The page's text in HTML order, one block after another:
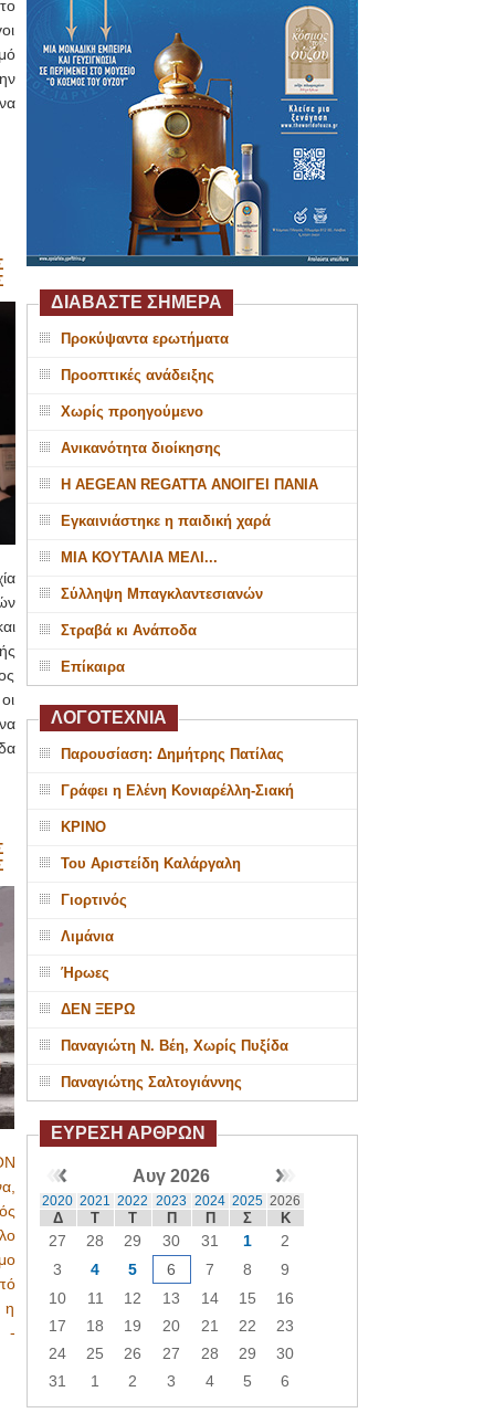
η
-
ΔΙΑΒΑΣΤΕ ΣΗΜΕΡΑ
Προκύψαντα ερωτήματα
Προοπτικές ανάδειξης
Χωρίς προηγούμενο
Ανικανότητα διοίκησης
Η AEGEAN REGATTA ΑΝΟΙΓΕΙ ΠΑΝΙΑ
Εγκαινιάστηκε η παιδική χαρά
ΜΙΑ ΚΟΥΤΑΛΙΑ ΜΕΛΙ...
Σύλληψη Μπαγκλαντεσιανών
Στραβά κι Ανάποδα
Επίκαιρα
ΛΟΓΟΤΕΧΝΙΑ
Παρουσίαση: Δημήτρης Πατίλας
Γράφει η Ελένη Κονιαρέλλη-Σιακή
ΚΡΙΝΟ
Του Αριστείδη Καλάργαλη
Γιορτινός
Λιμάνια
Ήρωες
ΔΕΝ ΞΕΡΩ
Παναγιώτη Ν. Βέη, Χωρίς Πυξίδα
Παναγιώτης Σαλτογιάννης
ΕΥΡΕΣΗ ΑΡΘΡΩΝ
Αυγ 2026
2020 2021 2022 2023 2024 2025 2026
Δ Τ Τ Π Π Σ Κ
27 28 29 30 31 1
2
3
4 5 6 7 8
9
10
11 12 13 14 15
16
17
18 19 20 21 22
23
24
25 26 27 28 29
30
31
1 2 3 4 5 6